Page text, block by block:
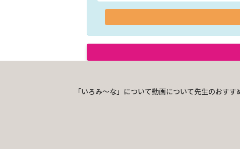
「いろみ〜な」について動画について先生のおすす